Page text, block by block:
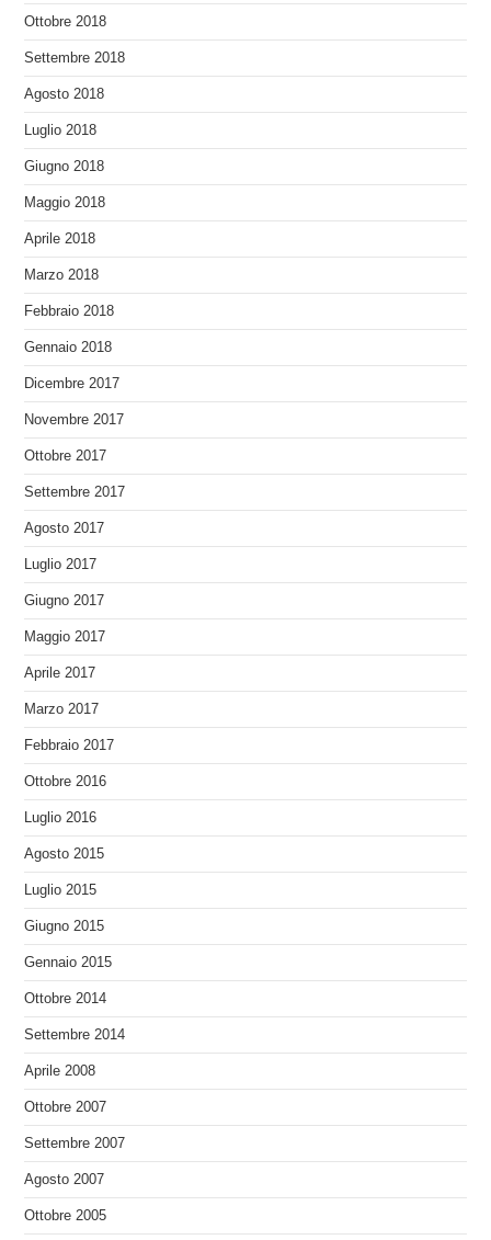
Ottobre 2018
Settembre 2018
Agosto 2018
Luglio 2018
Giugno 2018
Maggio 2018
Aprile 2018
Marzo 2018
Febbraio 2018
Gennaio 2018
Dicembre 2017
Novembre 2017
Ottobre 2017
Settembre 2017
Agosto 2017
Luglio 2017
Giugno 2017
Maggio 2017
Aprile 2017
Marzo 2017
Febbraio 2017
Ottobre 2016
Luglio 2016
Agosto 2015
Luglio 2015
Giugno 2015
Gennaio 2015
Ottobre 2014
Settembre 2014
Aprile 2008
Ottobre 2007
Settembre 2007
Agosto 2007
Ottobre 2005